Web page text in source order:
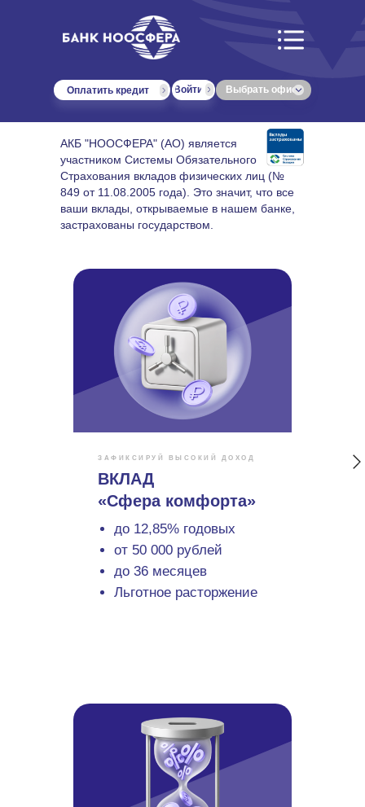
Войти Выбрать офис
Оплатить кредит
АКБ "НООСФЕРА" (АО) является
участником Системы Обязательного
Страхования вкладов физических лиц (№
849 от 11.08.2005 года). Это значит, что все
ваши вклады, открываемые в нашем банке,
застрахованы государством.
ЗАФИКСИРУЙ ВЫСОКИЙ ДОХОД
ВКЛАД
«Сфера комфорта»
до 12,85% годовых
от 50 000 рублей
до 36 месяцев
Льготное расторжение